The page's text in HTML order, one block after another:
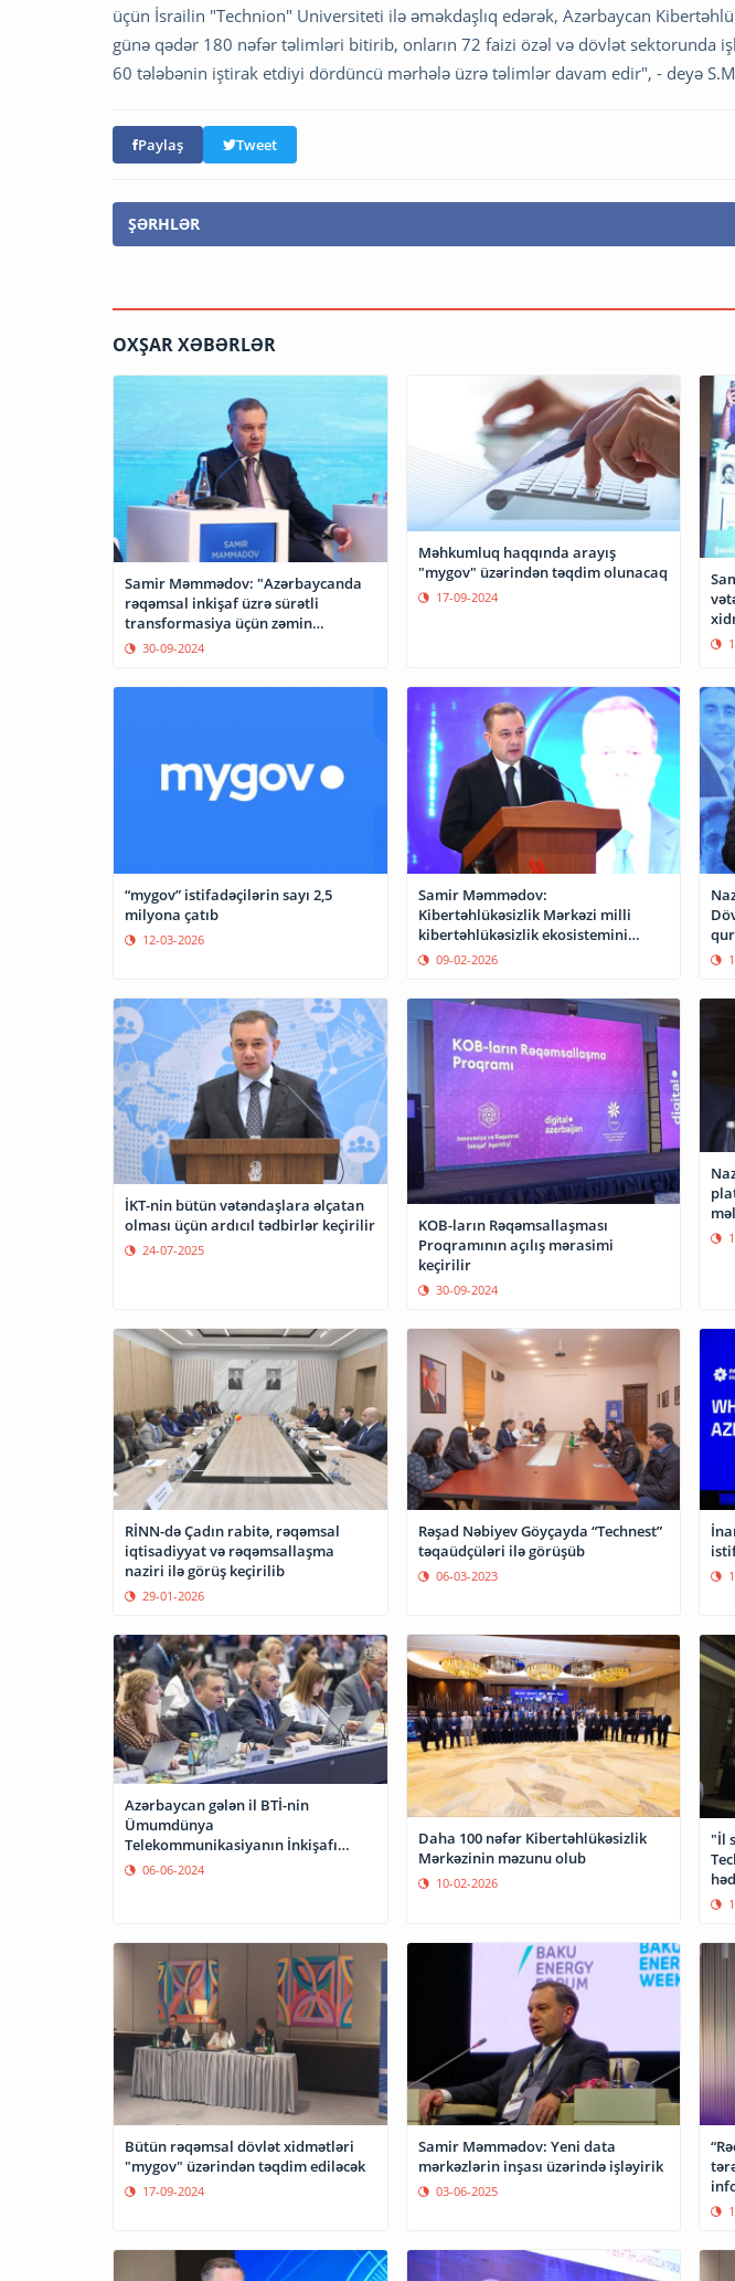
üçün İsrailin "Technion" Universiteti ilə əməkdaşlıq edərək, Azərbaycan
günə qədər 180 nəfər təlimləri bitirib, onların 72 faizi özəl və dövlət sektorunda
60 tələbənin iştirak etdiyi dördüncü mərhələ üzrə təlimlər davam edir", - deyə
Paylaş Tweet
ŞƏRHLƏR
OXŞAR XƏBƏRLƏR
Samir Məmmədov: "Azərbaycanda
rəqəmsal inkişaf üzrə sürətli
transformasiya üçün zəmin
yaradılıb"
30-09-2024
Məhkumluq haqqında arayış
"mygov" üzərindən təqdim olunacaq
17-09-2024
“mygov” istifadəçilərin sayı 2,5
milyona çatıb
12-03-2026
Samir Məmmədov:
Kibertəhlükəsizlik Mərkəzi milli
kibertəhlükəsizlik ekosistemini
gücləndirir
09-02-2026
İKT-nin bütün vətəndaşlara əlçatan
olması üçün ardıcıl tədbirlər keçirilir
24-07-2025
KOB-ların Rəqəmsallaşması
Proqramının açılış mərasimi
keçirilir
30-09-2024
RİNN-də Çadın rabitə, rəqəmsal
iqtisadiyyat və rəqəmsallaşma
naziri ilə görüş keçirilib
29-01-2026
Rəşad Nəbiyev Göyçayda “Technest”
təqaüdçüləri ilə görüşüb
06-03-2023
Azərbaycan gələn il BTİ-nin
Ümumdünya
Telekommunikasiyanın İnkişafı
Konfransına ev sahibliyi edəcək
06-06-2024
Daha 100 nəfər Kibertəhlükəsizlik
Mərkəzinin məzunu olub
10-02-2026
"İl
Bütün rəqəmsal dövlət xidmətləri
"mygov" üzərindən təqdim ediləcək
17-09-2024
Samir Məmmədov: Yeni data
mərkəzlərin inşası üzərində işləyirik
03-06-2025